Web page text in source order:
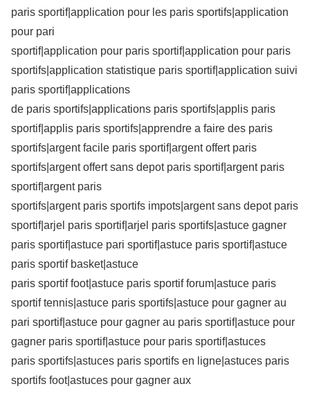
paris sportif|application pour les paris sportifs|application
pour pari
sportif|application pour paris sportif|application pour paris
sportifs|application statistique paris sportif|application suivi
paris sportif|applications
de paris sportifs|applications paris sportifs|applis paris
sportif|applis paris sportifs|apprendre a faire des paris
sportifs|argent facile paris sportif|argent offert paris
sportifs|argent offert sans depot paris sportif|argent paris
sportif|argent paris
sportifs|argent paris sportifs impots|argent sans depot paris
sportif|arjel paris sportif|arjel paris sportifs|astuce gagner
paris sportif|astuce pari sportif|astuce paris sportif|astuce
paris sportif basket|astuce
paris sportif foot|astuce paris sportif forum|astuce paris
sportif tennis|astuce paris sportifs|astuce pour gagner au
pari sportif|astuce pour gagner au paris sportif|astuce pour
gagner paris sportif|astuce pour paris sportif|astuces
paris sportifs|astuces paris sportifs en ligne|astuces paris
sportifs foot|astuces pour gagner aux